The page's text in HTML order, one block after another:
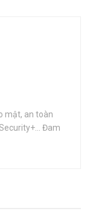
mật, an toàn
Đam